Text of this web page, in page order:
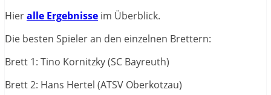
Hieralle Ergebnisse im Überblick.
Die besten Spieler an den einzelnen Brettern:
Brett 1: Tino Kornitzky (SC Bayreuth)
Brett 2: Hans Hertel (ATSV Oberkotzau)